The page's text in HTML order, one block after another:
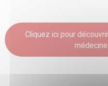
Cliquez ici pour
médecine